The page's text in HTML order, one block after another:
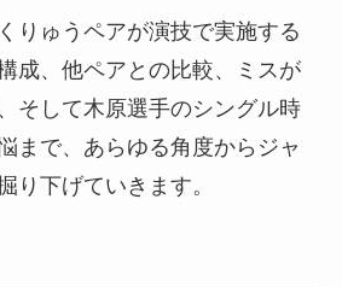
りゅうペアが演技で実施する
成、他ペアとの比較、ミスが
そして木原選手のシングル時
まで、あらゆる角度からジャ
り下げていきます。